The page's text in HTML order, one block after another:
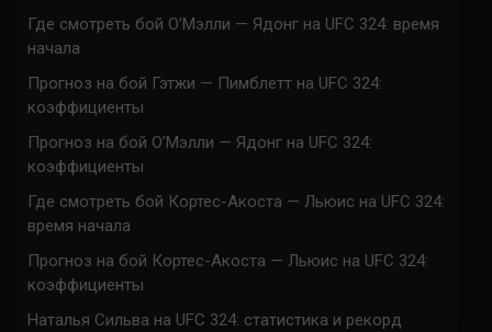
Где смотреть бой О’Мэлли — Ядонг на UFC 324: время
начала
Прогноз на бой Гэтжи — Пимблетт на UFC 324:
коэффициенты
Прогноз на бой О’Мэлли — Ядонг на UFC 324:
коэффициенты
Где смотреть бой Кортес-Акоста — Льюис на UFC 324:
время начала
Прогноз на бой Кортес-Акоста — Льюис на UFC 324:
коэффициенты
Наталья Сильва на UFC 324: статистика и рекорд